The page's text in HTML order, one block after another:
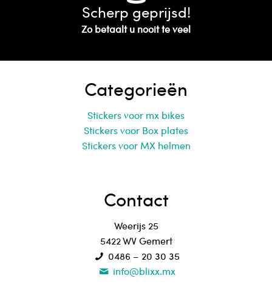
Scherp geprijsd!
Zo betaalt u nooit te veel
Categorieën
Stickers voor mx bikes
Stickers voor Box plates
Stickers voor MX helmen
Contact
Weerijs 25
5422 WV Gemert
0486 – 20 30 35
info@blixx.mx